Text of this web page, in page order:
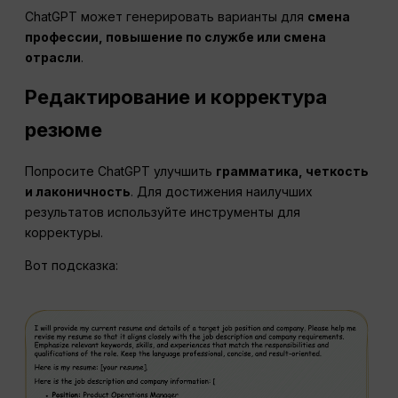
ChatGPT может генерировать варианты для смена
профессии, повышение по службе или смена
отрасли.
Редактирование и корректура
резюме
Попросите ChatGPT улучшить грамматика, четкость
и лаконичность. Для достижения наилучших
результатов используйте инструменты для
корректуры.
Вот подсказка: